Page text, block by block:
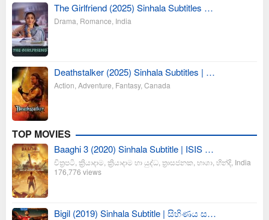
The Girlfriend (2025) Sinhala Subtitles …
Drama Romance India
Deathstalker (2025) Sinhala Subtitles | …
Action Adventure Fantasy, Canada
TOP MOVIES
Baaghi 3 (2020) Sinhala Subtitle | ISIS …
චිත්‍රපටි ක්‍රියාදාම ක්‍රියාදාම හා යුද්ධ ත්‍රාසජනක භාශා හින්දි India
176,776 views
Bigil (2019) Sinhala Subtitle | සිහිණය ස…